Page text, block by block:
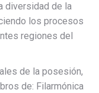
diversidad de la
los procesos
regiones del
de la posesión,
de: Filarmónica